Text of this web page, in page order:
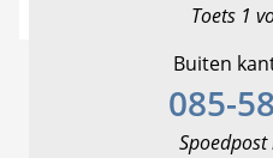
Toets 1
Buiten
085-